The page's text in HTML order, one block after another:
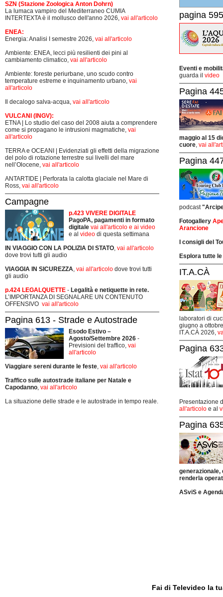
SZN (Stazione Zoologica Anton Dohrn)
La lumaca vampiro del Mediterraneo CUMIA
INTERTEXTA è il mollusco dell'anno 2026, vai all'articolo
ENEA:
Energia: Analisi I semestre 2026, vai all'articolo
Ambiente: ENEA, lecci più resilienti dei pini al
cambiamento climatico, vai all'articolo
Ambiente: foreste periurbane, uno scudo contro
temperature estreme e inquinamento urbano, vai
all'articolo
Il decalogo salva-acqua, vai all'articolo
VULCANI (INGV):
ETNA | Lo studio del caso del 2008 aiuta a comprendere
come si propagano le intrusioni magmatiche, vai
all'articolo
TERRA e OCEANI | Evidenziati gli effetti della migrazione
del polo di rotazione terrestre sui livelli del mare
nell’Olocene, vai all'articolo
ANTARTIDE | Perforata la calotta glaciale nel Mare di
Ross, vai all'articolo
Campagne
p.423 VIVERE DIGITALE
PagoPA, pagamenti in formato
digitale vai all'articolo e ai video
e al video di questa settimana
IN VIAGGIO CON LA POLIZIA DI STATO, vai all'articolo
dove trovi tutti gli audio
VIAGGIA IN SICUREZZA, vai all'articolo dove trovi tutti
gli audio
p.424 LEGALQUETTE - Legalità e netiquette in rete.
L’IMPORTANZA DI SEGNALARE UN CONTENUTO
OFFENSIVO vai all'articolo
Pagina 613 - Strade e Autostrade
Esodo Estivo –
Agosto/Settembre 2026 -
Previsioni del traffico, vai
all'articolo
Viaggiare sereni durante le feste, vai all'articolo
Traffico sulle autostrade italiane per Natale e
Capodanno, vai all'articolo
La situazione delle strade e le autostrade in tempo reale.
pagina
Eventi e
guarda il video
Pagina
maggio al 15
cuore, vai
Pagina
podcast
Fotogallery
Arancione
I consigli del
Esplora tutte
IT.A.CÀ
laboratori di
giugno a
IT.A.CÀ 2026,
Pagina
Presentazione
all'articolo e al
Pagina
generazionale,
renderla
ASviS e
Fai di Televideo la